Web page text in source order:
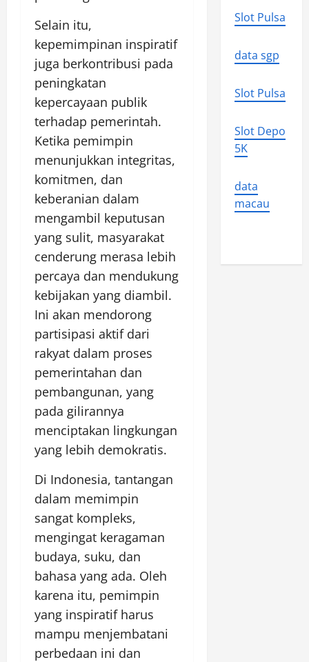
Selain itu,
kepemimpinan inspiratif
juga berkontribusi pada
peningkatan
kepercayaan publik
terhadap pemerintah.
Ketika pemimpin
menunjukkan integritas,
komitmen, dan
keberanian dalam
mengambil keputusan
yang sulit, masyarakat
cenderung merasa lebih
percaya dan mendukung
kebijakan yang diambil.
Ini akan mendorong
partisipasi aktif dari
rakyat dalam proses
pemerintahan dan
pembangunan, yang
pada gilirannya
menciptakan lingkungan
yang lebih demokratis.
Di Indonesia, tantangan
dalam memimpin
sangat kompleks,
mengingat keragaman
budaya, suku, dan
bahasa yang ada. Oleh
karena itu, pemimpin
yang inspiratif harus
mampu menjembatani
perbedaan ini dan
Slot Pulsa
data sgp
Slot Pulsa
Slot Depo
5K
data
macau